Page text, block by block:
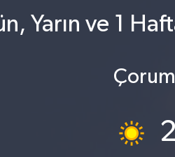
Yarın ve 1
Çorum